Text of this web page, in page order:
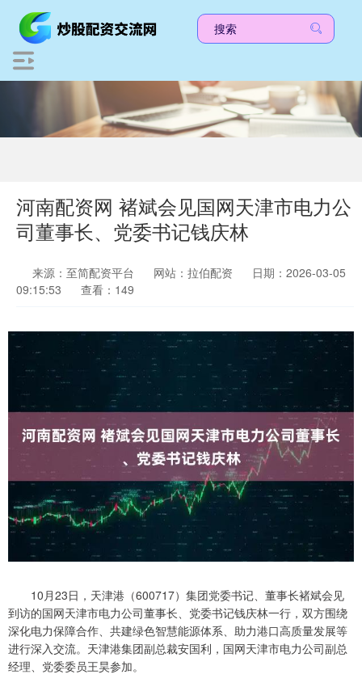
河南配资网 褚斌会见国网天津市电力公
司董事长、党委书记钱庆林
来源：至简配资平台 网站：拉伯配资
日期：2026-03-05
09:15:53
查看：149
10月23日，天津港（600717）集团党委书记、董事长褚斌会见
到访的国网天津市电力公司董事长、党委书记钱庆林一行，双方围绕
深化电力保障合作、共建绿色智慧能源体系、助力港口高质量发展等
进行深入交流。天津港集团副总裁安国利，国网天津市电力公司副总
经理、党委委员王昊参加。